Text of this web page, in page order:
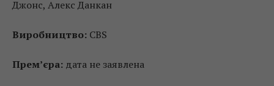
Джонс, Алекс Данкан
Виробництво: CBS
Прем’єра: дата не заявлена